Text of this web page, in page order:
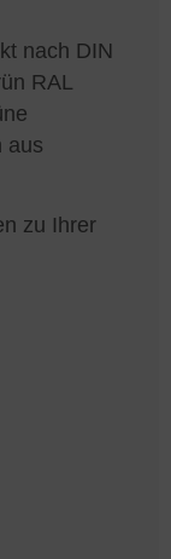
nach DIN
RAL
aus
zu Ihrer